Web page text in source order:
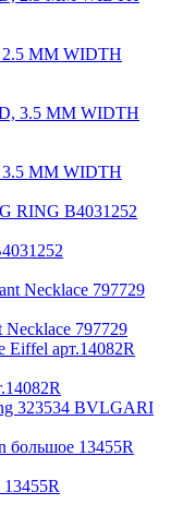
MM WIDTH
MM WIDTH
Necklace 797729
арт.14082R
BVLGARI